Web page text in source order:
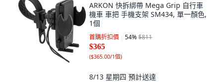
ARKON 快拆綁帶 Mega Grip 自行車
機車 車把 手機支架 SM434, 單一顏色,
1個
首購折扣價 54%$811
$365
($365.00/1個)
8/13 星期四 預計送達